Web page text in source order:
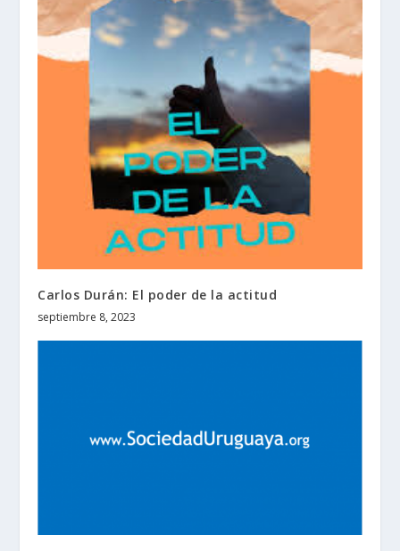
Carlos Durán: El poder de la actitud
septiembre 8, 2023